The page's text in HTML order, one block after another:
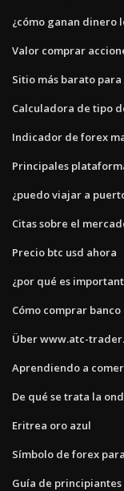
¿cómo ganan dinero
Valor comprar
Sitio más barato
Calculadora de tipo
Indicador de forex
Principales
¿puedo viajar a
Citas sobre el
Precio btc usd ahora
¿por qué es
Cómo comprar
Über www.atc-
Aprendiendo a
De qué se trata la
Eritrea oro azul
Símbolo de forex
Guía de principiantes